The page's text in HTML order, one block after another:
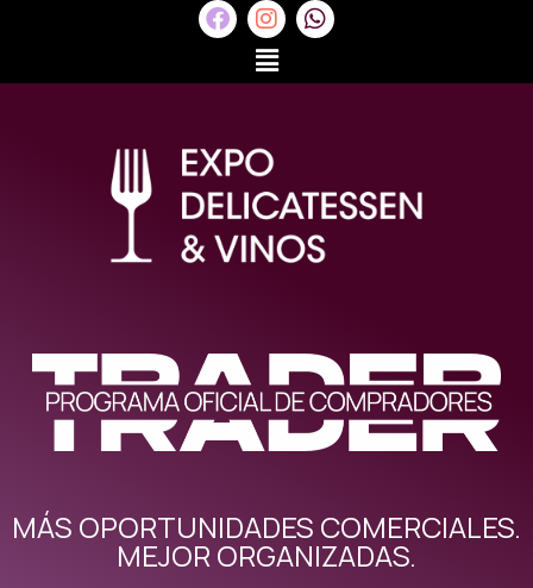
MÁS OPORTUNIDADES COMERCIALES.
MEJOR ORGANIZADAS.